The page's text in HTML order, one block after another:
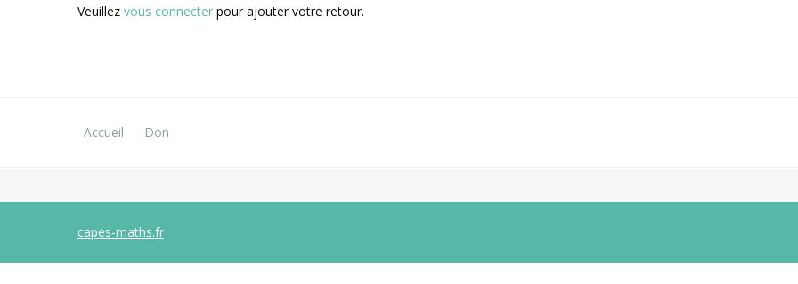
Veuillez vous connecter pour ajouter votre retour.
Accueil Don
capes-maths.fr